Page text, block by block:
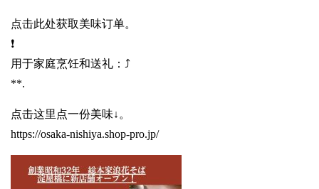
点击此处获取美味订单。
❗️
用于家庭烹饪和送礼：⤴️
**.
点击这里点一份美味↓。
https://osaka-nishiya.shop-pro.jp/